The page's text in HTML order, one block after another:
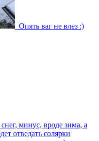
Опять ваг не влез :)
минус, вроде зима, а
отведать солярки